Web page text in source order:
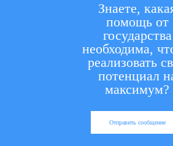
Знаете,
помощь от
государства
необходима,
реализовать
потенциал
максимум?
Отправить сообщение